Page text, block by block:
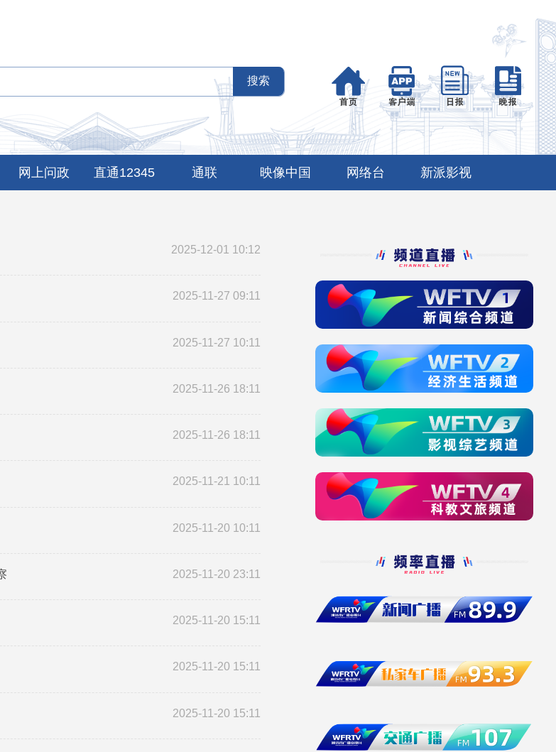
网上问政 直通12345 通联 映像中国 网络台 新派影视
2025-12-01 10:12
2025-11-27 09:11
2025-11-27 10:11
2025-11-26 18:11
2025-11-26 18:11
2025-11-21 10:11
2025-11-20 10:11
2025-11-20 23:11
2025-11-20 15:11
2025-11-20 15:11
2025-11-20 15:11